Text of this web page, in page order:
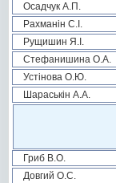
Осадчук А.П.
Рахманін С.І.
Рущишин Я.І.
Стефанишина О.А.
Устінова О.Ю.
Шараськін А.А.
Гриб В.О.
Довгий О.С.